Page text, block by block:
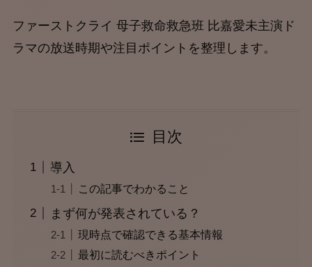
ファーストクライ 母子救命救急班 比嘉愛未主演ド
ラマの放送時期や注目ポイントを整理します。
目次
導入
この記事でわかること
まず何が発表されている？
現時点で確認できる基本情報
最初に読むべきポイント